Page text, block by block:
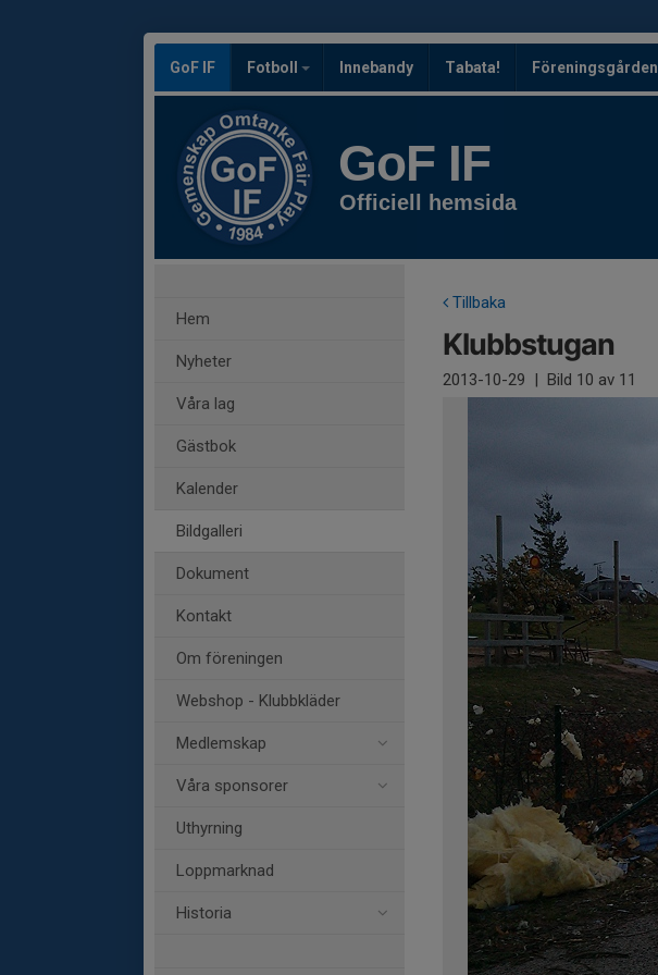
GoF IF Fotboll Innebandy Tabata! Föreningsgården
GoF IF
Officiell hemsida
Hem
Nyheter
Våra lag
Gästbok
Kalender
Bildgalleri
Dokument
Kontakt
Om föreningen
Webshop - Klubbkläder
Medlemskap
Våra sponsorer
Uthyrning
Loppmarknad
Historia
Tillbaka
Klubbstugan
2013-10-29 | Bild 10 av 11